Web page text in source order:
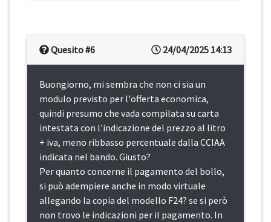
24/04/2025 14:13
Quesito #6
Buongiorno, mi sembra che non ci sia un
modulo previsto per l'offerta economica,
quindi presumo che vada compilata su carta
intestata con l'indicazione del prezzo al litro
+ iva, meno ribbasso percentuale dalla CCIAA
indicata nel bando. Giusto?
Per quanto concerne il pagamento del bollo,
si può adempiere anche in modo virtuale
allegando la copia del modello F24? se si però
non trovo le indicazioni per il pagamento. In